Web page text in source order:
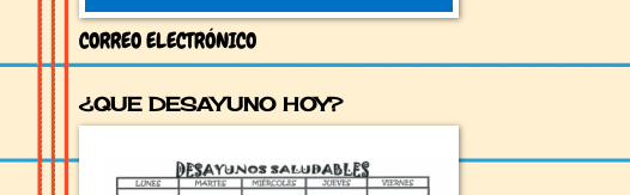
CORREO ELECTRÓNICO
¿QUE DESAYUNO HOY?